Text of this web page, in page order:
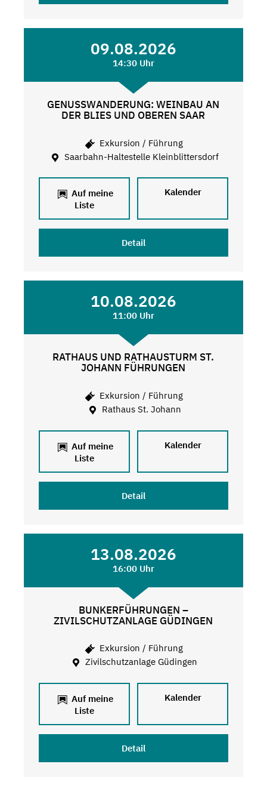
09.08.2026
14:30 Uhr
GENUSSWANDERUNG: WEINBAU AN
DER BLIES UND OBEREN SAAR
Exkursion / Führung
Saarbahn-Haltestelle Kleinblittersdorf
Auf meine
Liste
Kalender
Detail
10.08.2026
11:00 Uhr
RATHAUS UND RATHAUSTURM ST.
JOHANN FÜHRUNGEN
Exkursion / Führung
Rathaus St. Johann
Auf meine
Liste
Kalender
Detail
13.08.2026
16:00 Uhr
BUNKERFÜHRUNGEN –
ZIVILSCHUTZANLAGE GÜDINGEN
Exkursion / Führung
Zivilschutzanlage Güdingen
Auf meine
Liste
Kalender
Detail